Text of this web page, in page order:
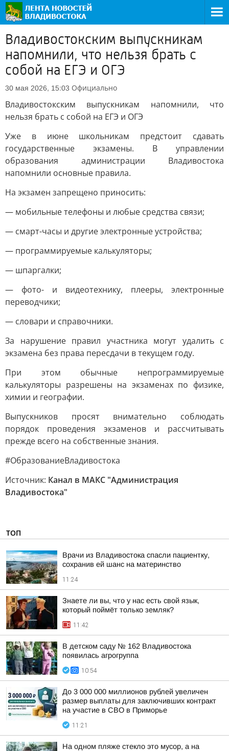
Владивостокским выпускникам
напомнили, что нельзя брать с
собой на ЕГЭ и ОГЭ
30 мая 2026, 15:03 Официально
Владивостокским выпускникам напомнили, что
нельзя брать с собой на ЕГЭ и ОГЭ
Уже в июне школьникам предстоит сдавать
государственные экзамены. В управлении
образования администрации Владивостока
напомнили основные правила.
На экзамен запрещено приносить:
— мобильные телефоны и любые средства связи;
— смарт-часы и другие электронные устройства;
— программируемые калькуляторы;
— шпаргалки;
— фото- и видеотехнику, плееры, электронные
переводчики;
— словари и справочники.
За нарушение правил участника могут удалить с
экзамена без права пересдачи в текущем году.
При этом обычные непрограммируемые
калькуляторы разрешены на экзаменах по физике,
химии и географии.
Выпускников просят внимательно соблюдать
порядок проведения экзаменов и рассчитывать
прежде всего на собственные знания.
#ОбразованиеВладивостока
Источник: Канал в МАКС "Администрация
Владивостока"
ТОП
Врачи из Владивостока спасли пациентку,
сохранив ей шанс на материнство
11:24
Знаете ли вы, что у нас есть свой язык,
который поймёт только земляк?
11:42
В детском саду № 162 Владивостока
появилась агрогруппа
10:54
До 3 000 000 миллионов рублей увеличен
размер выплаты для заключивших контракт
на участие в СВО в Приморье
11:21
На одном пляже стекло это мусор, а на